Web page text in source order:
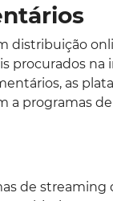
distribuição
procurados
as
programas
de streaming